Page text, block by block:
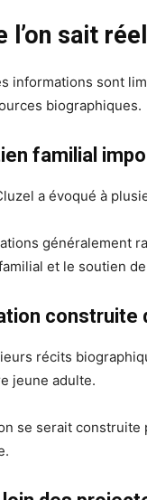
l’on sait
informations sont
biographiques.
familial
a évoqué à
généralement
et le soutien
construite
récits
jeune adulte.
se serait construite